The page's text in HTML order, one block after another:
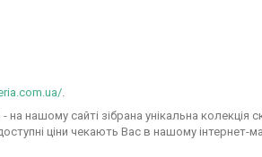
.
нашому сайті зібрана унікальна колекція
ціни чекають Вас в нашому інтернет-